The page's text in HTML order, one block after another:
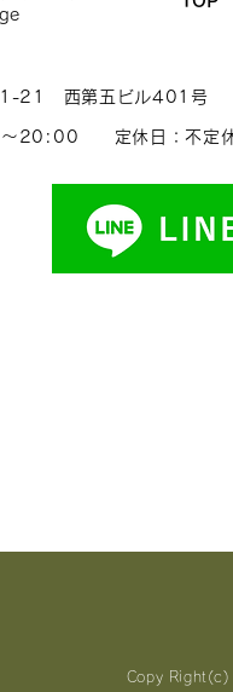
21 西第五ビル401号
20:00 定休日：不定
Copy